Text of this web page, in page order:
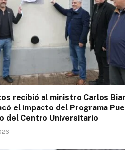
recibió al ministro Carlos
el impacto del Programa
del Centro Universitario